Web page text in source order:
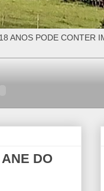
ANOS PODE CONTER
DO